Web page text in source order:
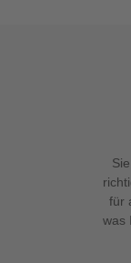
für
was